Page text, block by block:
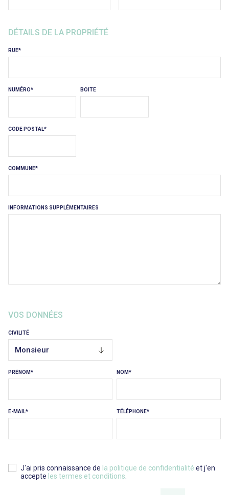
DÉTAILS DE LA PROPRIÉTÉ
RUE
NUMÉRO BOITE
CODE POSTAL
COMMUNE
INFORMATIONS SUPPLÉMENTAIRES
VOS DONNÉES
Monsieur
CIVILITÉ
PRÉNOM NOM
E-MAIL TÉLÉPHONE
J'ai pris connaissance de la politique de confidentialité et j'en
accepte les termes et conditions